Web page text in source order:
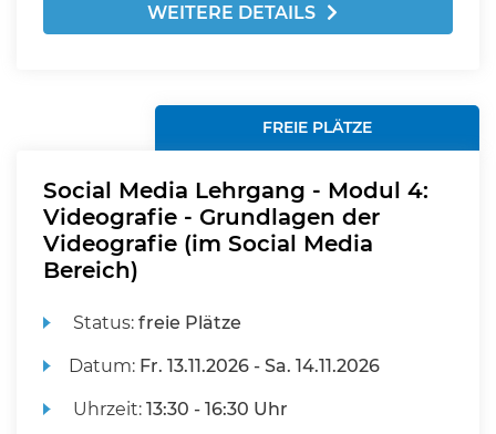
WEITERE DETAILS
FREIE PLÄTZE
Social Media Lehrgang - Modul 4:
Videografie - Grundlagen der
Videografie (im Social Media
Bereich)
Status:freie Plätze
Datum: Fr. 13.11.2026 -Sa. 14.11.2026
Uhrzeit:13:30 - 16:30 Uhr